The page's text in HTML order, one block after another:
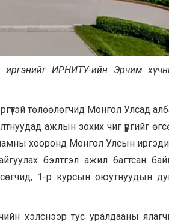
иргэнийг ИРНИТУ-ийн Эрчим
төлөөлөгчид Монгол Улсад
ажлын зохих чиг үүргийг
хооронд Монгол Улсын
бэлтгэл ажил багтсан
1-р курсын оюутнуудын
хэлснээр тус уралдааны